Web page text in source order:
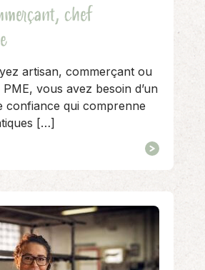
chef
artisan, commerçant ou
PME, vous avez besoin d’un
confiance qui comprenne
[…]